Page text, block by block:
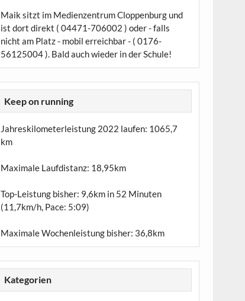
Maik sitzt im Medienzentrum Cloppenburg und
ist dort direkt ( 04471-706002 ) oder - falls
nicht am Platz - mobil erreichbar - ( 0176-
56125004 ). Bald auch wieder in der Schule!
Keep on running
Jahreskilometerleistung 2022 laufen: 1065,7
km
Maximale Laufdistanz: 18,95km
Top-Leistung bisher: 9,6km in 52 Minuten
(11,7km/h, Pace: 5:09)
Maximale Wochenleistung bisher: 36,8km
Kategorien